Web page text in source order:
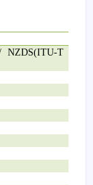
NZDS(ITU-T